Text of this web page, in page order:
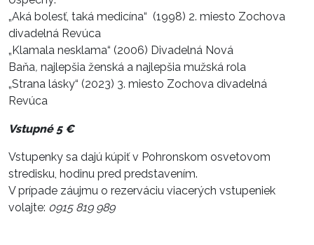
„Aká bolesť, taká medicína“ (1998) 2. miesto Zochova
divadelná Revúca
„Klamala nesklama“ (2006) Divadelná Nová
Baňa, najlepšia ženská a najlepšia mužská rola
„Strana lásky“ (2023) 3. miesto Zochova divadelná
Revúca
Vstupné 5 €
Vstupenky sa dajú kúpiť v Pohronskom osvetovom
stredisku, hodinu pred predstavením.
V prípade záujmu o rezerváciu viacerých vstupeniek
volajte: 0915 819 989